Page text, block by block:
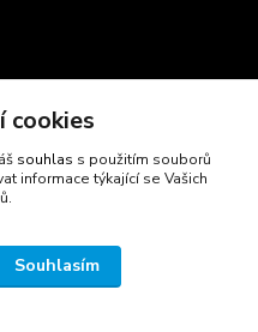
cookies
souhlas s použitím souborů
informace týkající se Vašich
Souhlasím